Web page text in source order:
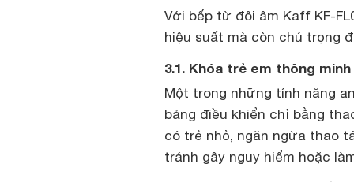
Với bếp từ đôi âm Kaff KF-
hiệu suất mà còn chú trọng
3.1. Khóa trẻ em thông
Một trong những tính năng
bảng điều khiển chỉ bằng
có trẻ nhỏ, ngăn ngừa thao
tránh gây nguy hiểm hoặc